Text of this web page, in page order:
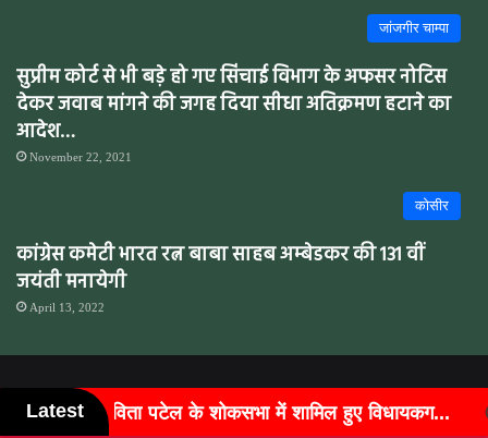
जांजगीर चाम्पा
सुप्रीम कोर्ट से भी बड़े हो गए सिंचाई विभाग के अफसर नोटिस
देकर जवाब मांगने की जगह दिया सीधा अतिक्रमण हटाने का
आदेश…
November 22, 2021
कोसीर
कांग्रेस कमेटी भारत रत्न बाबा साहब अम्बेडकर की 131 वीं
जयंती मनायेगी
April 13, 2022
Sarangsaar @Copyright 2021 - 2026 All Rights Reserved
Latest
में शामिल हुए विधायकग... बुजुर्गों के चेहरों पर लौटी